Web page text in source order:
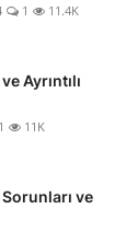
1 11.4K
Ayrıntılı
1 11K
ve